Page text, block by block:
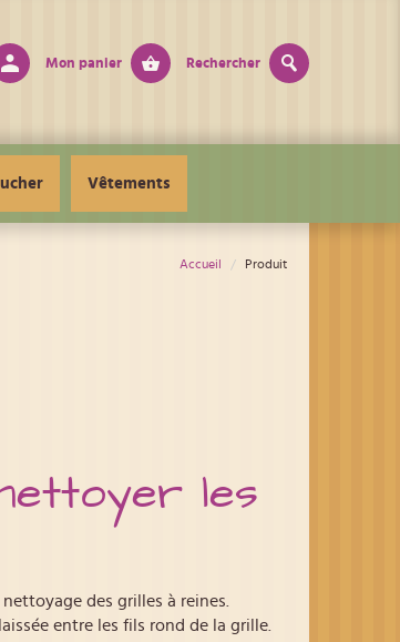
Accueil Produit
les
des grilles à reines.
entre les fils rond de la grille.
Mon panier Rechercher
Vêtements